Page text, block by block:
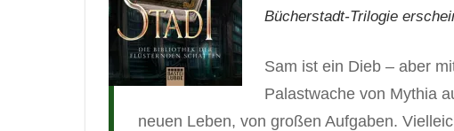
Bücherstadt-Trilogie
Sam ist ein Dieb – aber
Palastwache von Mythia
neuen Leben, von großen Aufgaben.